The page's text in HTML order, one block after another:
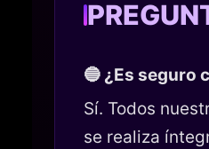
🔵 ¿Es seguro
Sí. Todos
se realiza